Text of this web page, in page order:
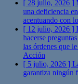
[ 28 julio, 2026 ]
una deficiencia
acentuando con
[ 12 julio, 2026 ]
hacerse
las órdenes que
Acción
[ 5 julio, 2026 ]
garantiza ningún